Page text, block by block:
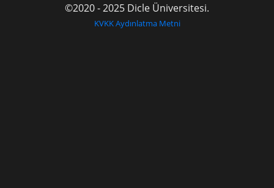
©2020 - 2025 Dicle Üniversitesi.
KVKK Aydınlatma Metni